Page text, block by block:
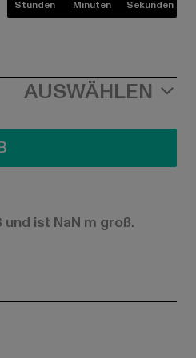
Stunden Minuten Sekunden
AUSWÄHLEN
ist NaN m groß.